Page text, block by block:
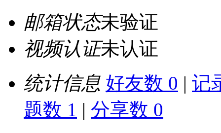
邮箱状态未验证
视频认证未认证
统计信息 好友数 0 | 记
题数 1 | 分享数 0